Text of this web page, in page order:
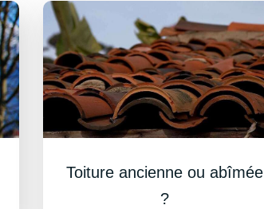
Toiture ancienne ou abîmée
?